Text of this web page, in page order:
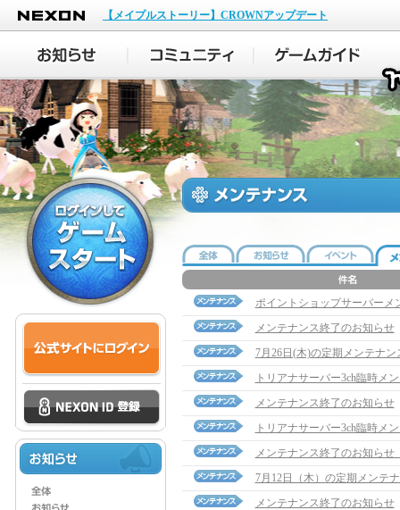
NEXON
【メイプルストーリー】CROWNアップデート
ポイントショップサーバーメ
メンテナンス終了のお知らせ
7月26日(木)の定期メンテナン
トリアナサーバー3ch臨時メ
メンテナンス終了のお知らせ
トリアナサーバー3ch臨時メ
メンテナンス終了のお知らせ
7月12日（木）の定期メンテ
メンテナンス終了のお知らせ